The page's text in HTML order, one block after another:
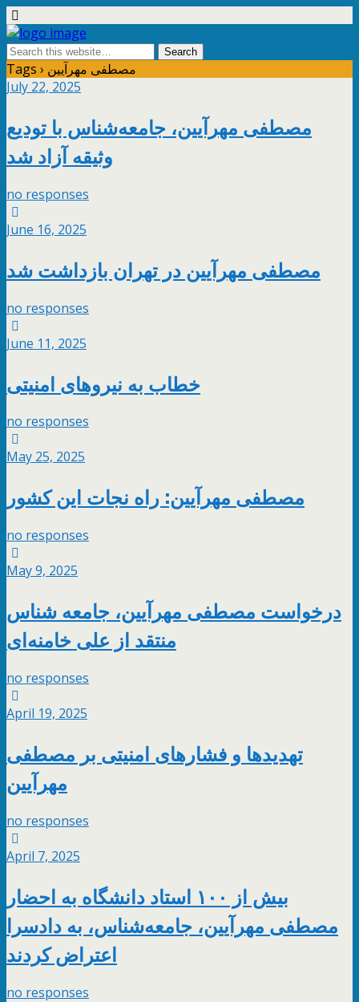
Tags › مصطفی مهرآیین
July 22, 2025
مصطفی مهرآیین، جامعه‌شناس با تودیع
وثیقه آزاد شد
no responses
June 16, 2025
مصطفی مهرآیین در تهران بازداشت شد
no responses
June 11, 2025
خطاب به نیروهای امنیتی
no responses
May 25, 2025
مصطفی مهرآیین: راه نجات این کشور
no responses
May 9, 2025
درخواست مصطفی مهرآیین، جامعه شناس
منتقد از علی خامنه‌ای
no responses
April 19, 2025
تهدیدها و فشارهای امنیتی بر مصطفی
مهرآیین
no responses
April 7, 2025
بیش از ۱۰۰ استاد دانشگاه‌ به احضار
مصطفی مهرآیین، جامعه‌شناس، به دادسرا
اعتراض کردند
no responses